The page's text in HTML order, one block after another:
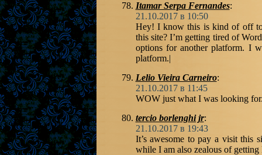
Itamar Serpa Fernandes:
21.10.2017 в 10:50
Hey! I know this is kind of off
this site? I’m getting tired of
options for another platform. I
platform.|
Lelio Vieira Carneiro:
21.10.2017 в 11:45
WOW just what I was looking
tercio borlenghi jr:
21.10.2017 в 19:43
It’s awesome to pay a visit this
while I am also zealous of